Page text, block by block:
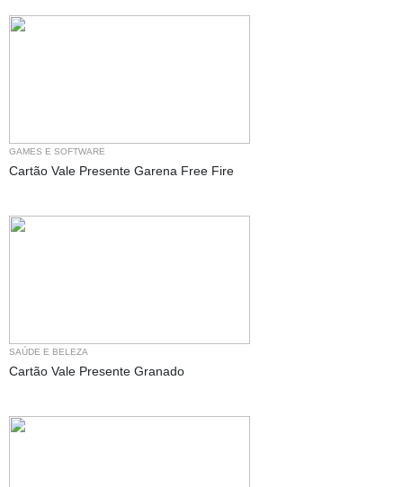
GAMES E SOFTWARE
Cartão Vale Presente Garena Free Fire
SAÚDE E BELEZA
Cartão Vale Presente Granado